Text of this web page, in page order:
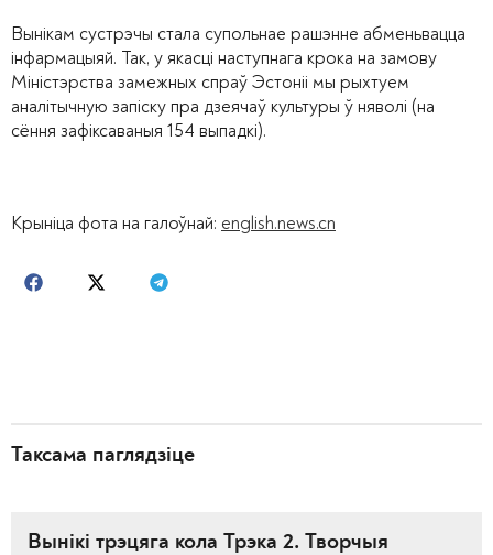
Вынікам сустрэчы стала супольнае рашэнне абменьвацца
інфармацыяй. Так, у якасці наступнага крока на замову
Міністэрства замежных спраў Эстоніі мы рыхтуем
аналітычную запіску пра дзеячаў культуры ў няволі (на
сёння зафіксаваныя 154 выпадкі).
Крыніца фота на галоўнай: english.news.cn
Таксама паглядзіце
Вынікі трэцяга кола Трэка 2. Творчыя